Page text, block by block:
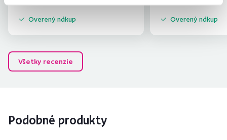
Overený nákup Overený nákup
Všetky recenzie
Podobné produkty